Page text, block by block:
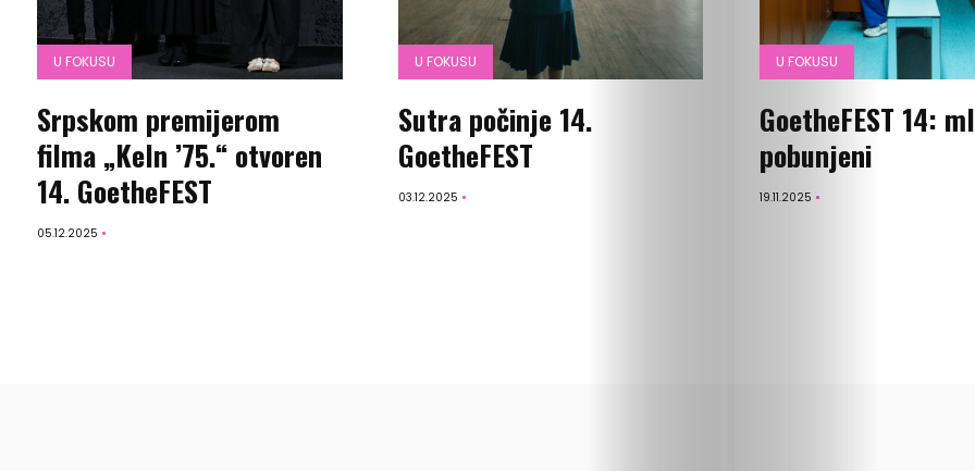
priču
U
fokusu
Vizuelni
U FOKUSU
Srpskom premijerom
filma „Keln ’75.“ otvoren
14. GoetheFEST
05.12.2025
U FOKUSU
Sutra počinje 14.
GoetheFEST
03.12.2025
U FOKUSU
GoetheFEST 14:
pobunjeni
19.11.2025